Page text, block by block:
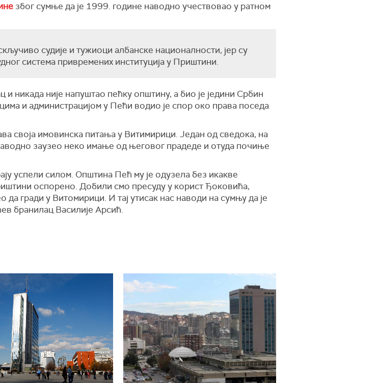
због сумње да је 1999. године наводно учествовао у ратном
судије и тужиоци албанске националности, јер су
система привремених институција у Приштини.
никада није напуштао пећку општину, а био је једини Србин
и администрацијом у Пећи водио је спор око права поседа
своја имовинска питања у Витимирици. Један од сведока, на
заузео неко имање од његовог прадеде и отуда почиње
успели силом. Општина Пећ му је одузела без икакве
оспорено. Добили смо пресуду у корист Ђоковића,
да гради у Витомирици. И тај утисак нас наводи на сумњу да је
бранилац Василије Арсић.